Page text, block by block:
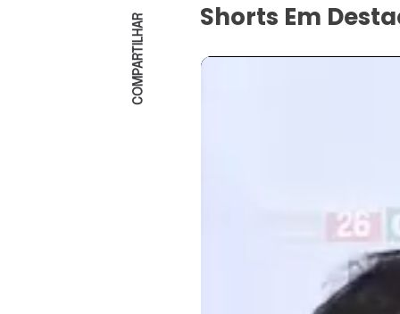
COMPARTILHAR Shorts Em